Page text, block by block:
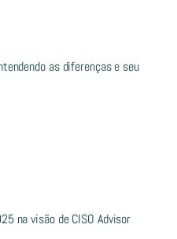
as diferenças e seu
na visão de CISO Advisor